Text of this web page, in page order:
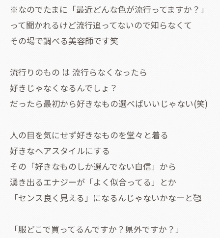
※なのでたまに「最近どんな色が流行ってますか？」
って聞かれるけど流行追ってないので知らなくて
その場で調べる美容師です笑
流行りのもの は 流行らなくなったら
好きじゃなくなるんでしょ？
だったら最初から好きなもの選べばいいじゃない(笑)
人の目を気にせず好きなものを堂々と着る
好きなヘアスタイルにする
その「好きなものしか選んでない自信」から
湧き出るエナジーが「よく似合ってる」とか
「センス良く見える」になるんじゃないかなーと🥰
「服どこで買ってるんですか？県外ですか？」